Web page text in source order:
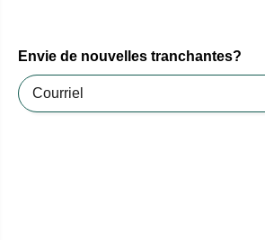
Envie de nouvelles tranchantes?